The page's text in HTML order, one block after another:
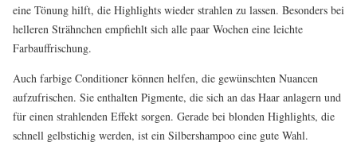
eine Tönung hilft, die Highlights wieder strahlen zu lassen. Besonders bei
helleren Strähnchen empfiehlt sich alle paar Wochen eine leichte
Farbauffrischung.
Auch farbige Conditioner können helfen, die gewünschten Nuancen
aufzufrischen. Sie enthalten Pigmente, die sich an das Haar anlagern und
für einen strahlenden Effekt sorgen. Gerade bei blonden Highlights, die
schnell gelbstichig werden, ist ein Silbershampoo eine gute Wahl.